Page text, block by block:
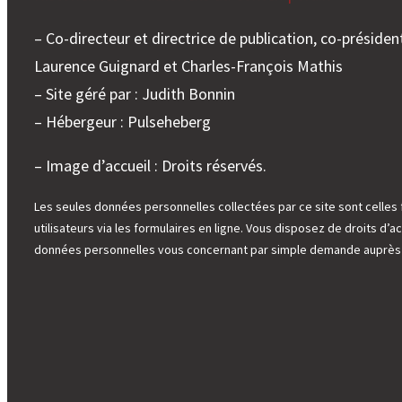
Black geometric seamless patterns set on a
1940
à
– Co-directeur et directrice de publication, co-
Laurence Guignard et Charles-François Mathis
– Site géré par : Judith Bonnin
– Hébergeur : Pulseheberg
– Image d’accueil : Droits réservés.
Les seules données personnelles collectées par ce site sont
utilisateurs via les formulaires en ligne. Vous disposez de droits
données personnelles vous concernant par simple demande auprès